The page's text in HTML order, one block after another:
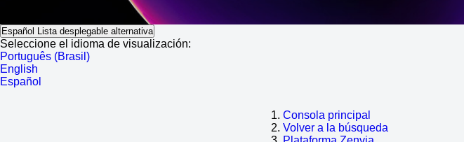
Español Lista desplegable alternativa
Seleccione el idioma de visualización:
Português (Brasil)
English
Español
Consola principal
Volver a la búsqueda